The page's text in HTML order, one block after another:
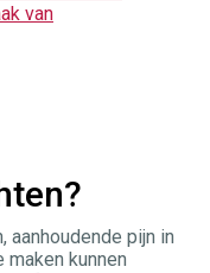
van
aanhoudende pijn in
kunnen